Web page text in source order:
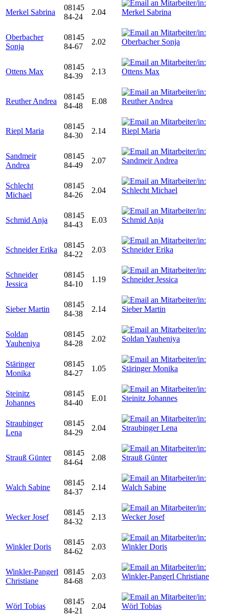
Merkel Sabrina
08145
84-24
2.04
Oberbacher
Sonja
08145
84-67
2.02
Ottens Max
08145
84-39
2.13
Reuther Andrea
08145
84-48
E.08
Riepl Maria
08145
84-30
2.14
Sandmeir
Andrea
08145
84-49
2.07
Schlecht
Michael
08145
84-26
2.04
Schmid Anja
08145
84-43
E.03
Schneider Erika
08145
84-22
2.03
Schneider
Jessica
08145
84-10
1.19
Sieber Martin
08145
84-38
2.14
Soldan
Yauheniya
08145
84-28
2.02
Stäringer
Monika
08145
84-27
1.05
Steinitz
Johannes
08145
84-40
E.01
Straubinger
Lena
08145
84-29
2.04
Strauß Günter
08145
84-64
2.08
Walch Sabine
08145
84-37
2.14
Wecker Josef
08145
84-32
2.13
Winkler Doris
08145
84-62
2.03
Winkler-Pangerl
Christiane
08145
84-68
2.03
Wörl Tobias
08145
84-21
2.04